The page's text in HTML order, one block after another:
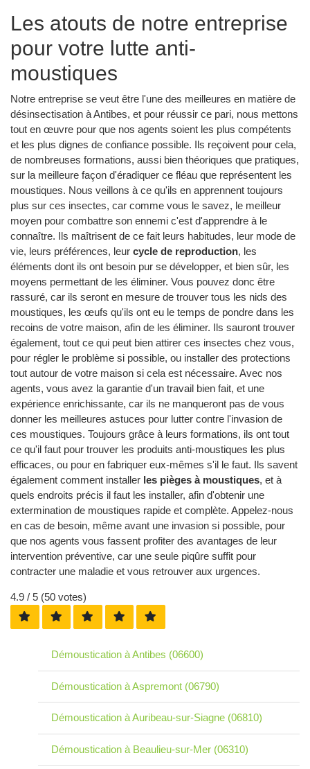
Les atouts de notre entreprise
pour votre lutte anti-
moustiques
Notre entreprise se veut être l'une des meilleures en matière de
désinsectisation à Antibes, et pour réussir ce pari, nous mettons
tout en œuvre pour que nos agents soient les plus compétents
et les plus dignes de confiance possible. Ils reçoivent pour cela,
de nombreuses formations, aussi bien théoriques que pratiques,
sur la meilleure façon d'éradiquer ce fléau que représentent les
moustiques. Nous veillons à ce qu'ils en apprennent toujours
plus sur ces insectes, car comme vous le savez, le meilleur
moyen pour combattre son ennemi c'est d'apprendre à le
connaître. Ils maîtrisent de ce fait leurs habitudes, leur mode de
vie, leurs préférences, leur cycle de reproduction, les
éléments dont ils ont besoin pur se développer, et bien sûr, les
moyens permettant de les éliminer. Vous pouvez donc être
rassuré, car ils seront en mesure de trouver tous les nids des
moustiques, les œufs qu'ils ont eu le temps de pondre dans les
recoins de votre maison, afin de les éliminer. Ils sauront trouver
également, tout ce qui peut bien attirer ces insectes chez vous,
pour régler le problème si possible, ou installer des protections
tout autour de votre maison si cela est nécessaire. Avec nos
agents, vous avez la garantie d'un travail bien fait, et une
expérience enrichissante, car ils ne manqueront pas de vous
donner les meilleures astuces pour lutter contre l'invasion de
ces moustiques. Toujours grâce à leurs formations, ils ont tout
ce qu'il faut pour trouver les produits anti-moustiques les plus
efficaces, ou pour en fabriquer eux-mêmes s'il le faut. Ils savent
également comment installer les pièges à moustiques, et à
quels endroits précis il faut les installer, afin d'obtenir une
extermination de moustiques rapide et complète. Appelez-nous
en cas de besoin, même avant une invasion si possible, pour
que nos agents vous fassent profiter des avantages de leur
intervention préventive, car une seule piqûre suffit pour
contracter une maladie et vous retrouver aux urgences.
4.9 / 5 (50 votes)
Démoustication à Antibes (06600)
Démoustication à Aspremont (06790)
Démoustication à Auribeau-sur-Siagne (06810)
Démoustication à Beaulieu-sur-Mer (06310)